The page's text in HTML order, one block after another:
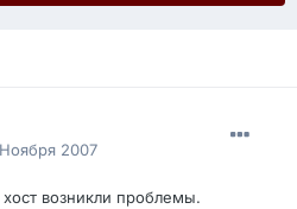
2007
возникли проблемы.